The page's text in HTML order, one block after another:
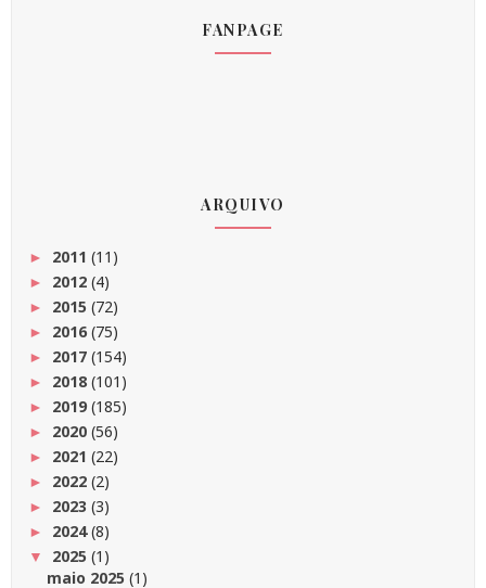
FANPAGE
ARQUIVO
► 2011 (11)
► 2012 (4)
► 2015 (72)
► 2016(75)
► 2017 (154)
► 2018 (101)
► 2019(185)
► 2020 (56)
► 2021 (22)
► 2022 (2)
► 2023 (3)
► 2024(8)
▼ 2025 (1)
maio 2025 (1)